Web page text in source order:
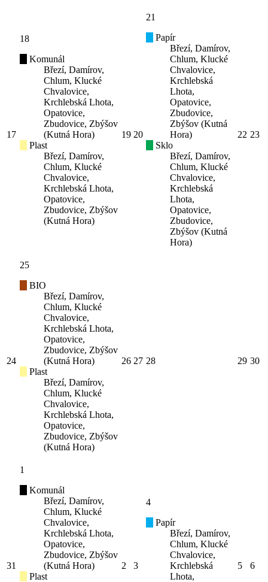
17
18
Komunál
Březí, Damírov,
Chlum, Klucké
Chvalovice,
Krchlebská Lhota,
Opatovice,
Zbudovice, Zbýšov
(Kutná Hora)
Plast
Březí, Damírov,
Chlum, Klucké
Chvalovice,
Krchlebská Lhota,
Opatovice,
Zbudovice, Zbýšov
(Kutná Hora)
19 20
21
Papír
Březí, Damírov,
Chlum, Klucké
Chvalovice,
Krchlebská
Lhota,
Opatovice,
Zbudovice,
Zbýšov (Kutná
Hora)
Sklo
Březí, Damírov,
Chlum, Klucké
Chvalovice,
Krchlebská
Lhota,
Opatovice,
Zbudovice,
Zbýšov (Kutná
Hora)
22 23
24
25
BIO
Březí, Damírov,
Chlum, Klucké
Chvalovice,
Krchlebská Lhota,
Opatovice,
Zbudovice, Zbýšov
(Kutná Hora)
Plast
Březí, Damírov,
Chlum, Klucké
Chvalovice,
Krchlebská Lhota,
Opatovice,
Zbudovice, Zbýšov
(Kutná Hora)
26 27 28 29 30
31
1
Komunál
Březí, Damírov,
Chlum, Klucké
Chvalovice,
Krchlebská Lhota,
Opatovice,
Zbudovice, Zbýšov
(Kutná Hora)
Plast
2 3
4
Papír
Březí, Damírov,
Chlum, Klucké
Chvalovice,
Krchlebská
Lhota,
5 6